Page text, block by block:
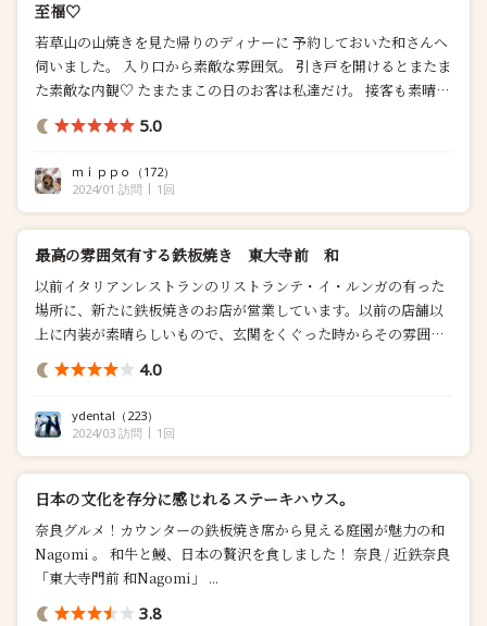
至福♡
若草山の山焼きを見た帰りのディナーに 予約しておいた和さんへ
伺いました。 入り口から素敵な雰囲気。 引き戸を開けるとまたま
た素敵な内観♡ たまたまこの日のお客は私達だけ。 接客も素晴ら
しく 貸切状態で至れり尽せり。 なんて贅沢な。 最初に出てきた
お造りからテンション 上がりまくりでした。 何を食べても今まで
5.0
ｍｉｐｐｏ
（172）
2024/01 訪問
1回
最高の雰囲気有する鉄板焼き 東大寺前 和
以前イタリアンレストランのリストランテ・イ・ルンガの有った
場所に、新たに鉄板焼きのお店が営業しています。以前の店舗以
上に内装が素晴らしいもので、玄関をくぐった時からその雰囲気
に酔い...
4.0
ydental （223）
2024/03 訪問
1回
日本の文化を存分に感じれるステーキハウス。
奈良グルメ！カウンターの鉄板焼き席から見える庭園が魅力の和
Nagomi 。 和牛と鰻、日本の贅沢を食しました！ 奈良 / 近鉄奈良
「東大寺門前 和Nagomi」 ...
3.8